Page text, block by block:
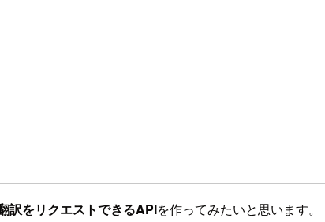
訳をリクエストできるAPIを作ってみたいと思います。